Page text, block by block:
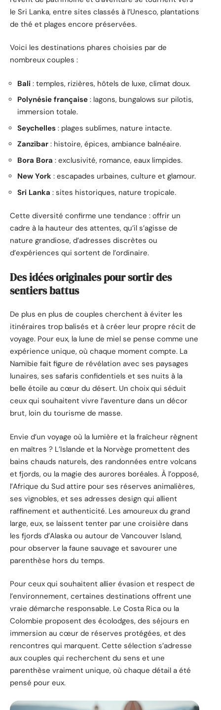
le Sri Lanka, entre sites classés à l’Unesco, plantations
de thé et plages encore préservées.
Voici les destinations phares choisies par de
nombreux couples :
Bali : temples, rizières, hôtels de luxe, climat doux.
Polynésie française : lagons, bungalows sur pilotis,
immersion totale.
Seychelles : plages sublimes, nature intacte.
Zanzibar : histoire, épices, ambiance balnéaire.
Bora Bora : exclusivité, romance, eaux limpides.
New York : escapades urbaines, culture et glamour.
Sri Lanka : sites historiques, nature tropicale.
Cette diversité confirme une tendance : offrir un
cadre à la hauteur des attentes, qu’il s’agisse de
nature grandiose, d’adresses discrètes ou
d’expériences qui sortent de l’ordinaire.
Des idées originales pour sortir des
sentiers battus
De plus en plus de couples cherchent à éviter les
itinéraires trop balisés et à créer leur propre récit de
voyage. Pour eux, la lune de miel se pense comme une
expérience unique, où chaque moment compte. La
Namibie fait figure de révélation avec ses paysages
lunaires, ses safaris confidentiels et ses nuits à la
belle étoile au cœur du désert. Un choix qui séduit
ceux qui souhaitent vivre l’aventure dans un décor
brut, loin du tourisme de masse.
Envie d’un voyage où la lumière et la fraîcheur règnent
en maîtres ? L’Islande et la Norvège promettent des
bains chauds naturels, des randonnées entre volcans
et fjords, ou la magie des aurores boréales. À l’opposé,
l’Afrique du Sud attire pour ses réserves animalières,
ses vignobles, et ses adresses design qui allient
raffinement et authenticité. Les amoureux du grand
large, eux, se laissent tenter par une croisière dans
les fjords d’Alaska ou autour de Vancouver Island,
pour observer la faune sauvage et savourer une
parenthèse hors du temps.
Pour ceux qui souhaitent allier évasion et respect de
l’environnement, certaines destinations offrent une
vraie démarche responsable. Le Costa Rica ou la
Colombie proposent des écolodges, des séjours en
immersion au cœur de réserves protégées, et des
rencontres qui marquent. Cette sélection s’adresse
aux couples qui recherchent du sens et une
parenthèse vraiment unique, où chaque détail a été
pensé pour eux.